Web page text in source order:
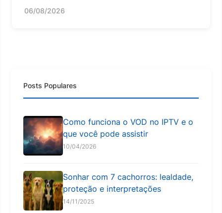
06/08/2026
Posts Populares
Como funciona o VOD no IPTV e o
que você pode assistir
10/04/2026
Sonhar com 7 cachorros: lealdade,
proteção e interpretações
14/11/2025